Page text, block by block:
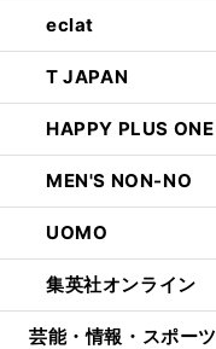
eclat
T JAPAN
HAPPY PLUS ONE
MEN'S NON-NO
UOMO
集英社オンライン
芸能・情報・スポーツ